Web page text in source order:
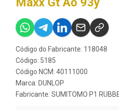
Código do Fabricante: 118048
Código: 5185
Código NCM: 40111000
Marca: DUNLOP
Fabricante: SUMITOMO P1